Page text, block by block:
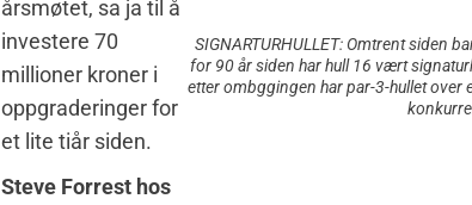
SIGNARTURHULLET: Omtrent siden
for 90 år siden har hull 16 vært
etter ombggingen har par-3-hullet over
årsmøtet, sa ja til å
investere 70
millioner kroner i
oppgraderinger for
et lite tiår siden.
Steve Forrest hos